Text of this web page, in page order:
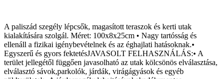
A paliszád szegély lépcsők, magasított teraszok és kerti utak
kialakítására szolgál. Méret: 100x8x25cm • Nagy tartósság és
ellenáll a fizikai igénybevételnek és az éghajlati hatásoknak.•
Egyszerű és gyors fektetésJAVASOLT FELHASZNÁLÁS:• A
terület jellegétől függően javasolható az utak kölcsönös elválasztása,
elválasztó sávok,parkolók, járdák, virágágyások és egyéb